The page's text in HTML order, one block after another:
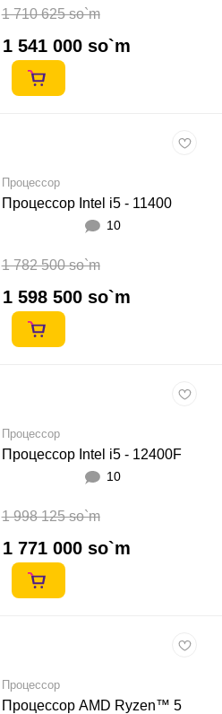
1 710 625 so`m
1 541 000 so`m
Процессор
Процессор Intel i5 - 11400
10
1 782 500 so`m
1 598 500 so`m
Процессор
Процессор Intel i5 - 12400F
10
1 998 125 so`m
1 771 000 so`m
Процессор
Процессор AMD Ryzen™ 5